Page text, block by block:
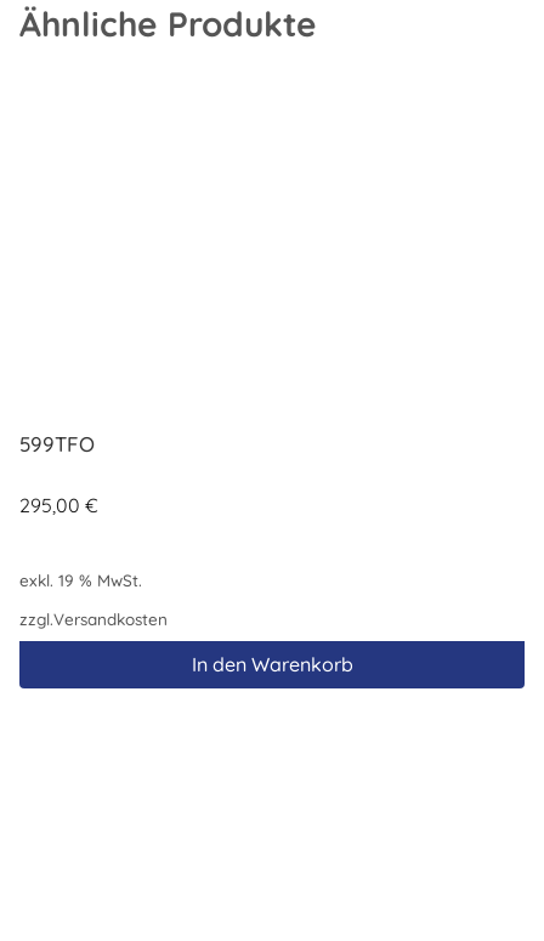
Ähnliche Produkte
599TFO
295,00 €
exkl. 19 % MwSt.
zzgl.Versandkosten
In den Warenkorb